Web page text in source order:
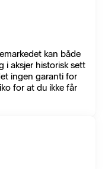
kan både
i aksjer historisk sett
ingen garanti for
for at du ikke får